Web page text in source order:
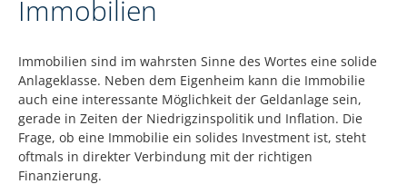
Immobilien
Immobilien sind im wahrsten Sinne des Wortes eine solide
Anlageklasse. Neben dem Eigenheim kann die Immobilie
auch eine interessante Möglichkeit der Geldanlage sein,
gerade in Zeiten der Niedrigzinspolitik und Inflation. Die
Frage, ob eine Immobilie ein solides Investment ist, steht
oftmals in direkter Verbindung mit der richtigen
Finanzierung.